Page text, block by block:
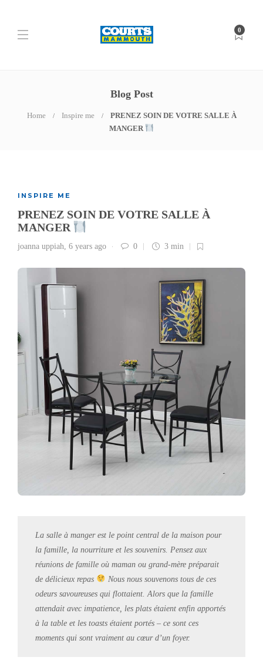
0
Blog Post
Home Inspire me
PRENEZ SOIN DE VOTRE SALLE À
MANGER
INSPIRE ME
PRENEZ SOIN DE VOTRE SALLE À
MANGER
joanna uppiah, 6 years ago 0 3 min
La salle à manger est le point central de la maison pour
la famille, la nourriture et les souvenirs. Pensez aux
réunions de famille où maman ou grand-mère préparait
de délicieux repas
Nous nous souvenons tous de ces
odeurs savoureuses qui flottaient. Alors que la famille
attendait avec impatience, les plats étaient enfin apportés
à la table et les toasts étaient portés – ce sont ces
moments qui sont vraiment au cœur d’un foyer.